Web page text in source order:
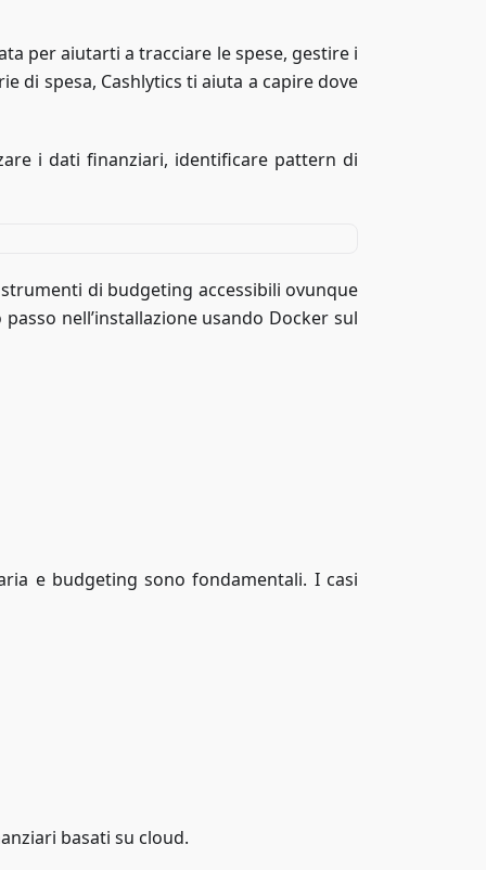
per aiutarti a tracciare le spese, gestire i
di spesa, Cashlytics ti aiuta a capire dove
i dati finanziari, identificare pattern di
di budgeting accessibili ovunque
nell’installazione usando Docker sul
e budgeting sono fondamentali. I casi
basati su cloud.